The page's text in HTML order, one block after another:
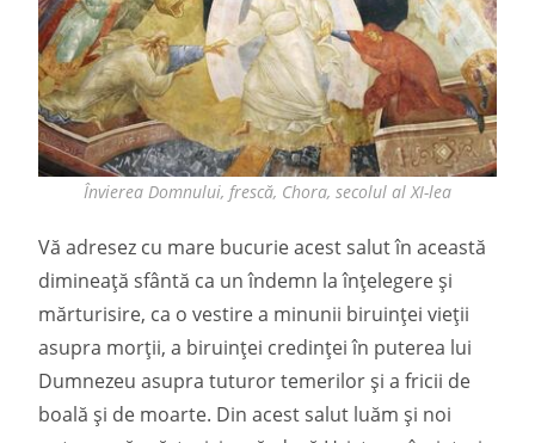
Învierea Domnului, frescă, Chora, secolul al XI-lea
Vă adresez cu mare bucurie acest salut în această
dimineaţă sfântă ca un îndemn la înțelegere și
mărturisire, ca o vestire a minunii biruinței vieții
asupra morții, a biruinței credinței în puterea lui
Dumnezeu asupra tuturor temerilor și a fricii de
boală și de moarte. Din acest salut luăm și noi